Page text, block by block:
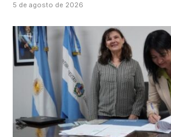
5 de agosto de 2026